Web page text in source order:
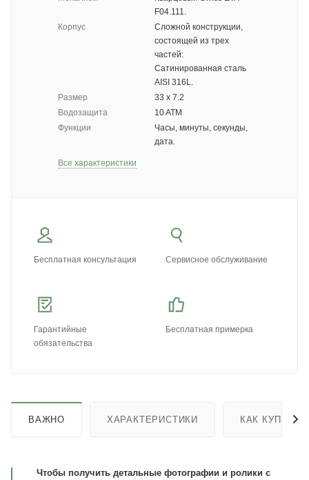
F04.111.
Корпус
Сложной конструкции,
состоящей из трех
частей:
Сатинированная сталь
AISI 316L.
Размер
33 х 7.2
Водозащита
10 ATM
Функции
Часы, минуты, секунды,
дата.
Все характеристики
Бесплатная консультация Сервисное обслуживание
Гарантийные
обязательства
Бесплатная примерка
ВАЖНО ХАРАКТЕРИСТИКИ КАК КУПИТЬ
Чтобы получить детальные фотографии и ролики с